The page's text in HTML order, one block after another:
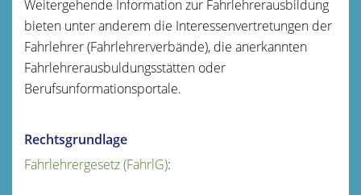
Weitergehende Information zur Fahrlehrerausbildung
bieten unter anderem die Interessenvertretungen der
Fahrlehrer (Fahrlehrerverbände), die anerkannten
Fahrlehrerausbuldungsstätten oder
Berufsunformationsportale.
Rechtsgrundlage
Fahrlehrergesetz (FahrlG):